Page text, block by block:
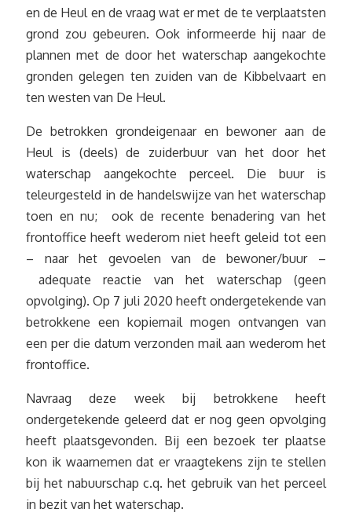
en de Heul en de vraag wat er met de te verplaatsten
grond zou gebeuren. Ook informeerde hij naar de
plannen met de door het waterschap aangekochte
gronden gelegen ten zuiden van de Kibbelvaart en
ten westen van De Heul.
De betrokken grondeigenaar en bewoner aan de
Heul is (deels) de zuiderbuur van het door het
waterschap aangekochte perceel. Die buur is
teleurgesteld in de handelswijze van het waterschap
toen en nu; ook de recente benadering van het
frontoffice heeft wederom niet heeft geleid tot een
– naar het gevoelen van de bewoner/buur –
adequate reactie van het waterschap (geen
opvolging). Op 7 juli 2020 heeft ondergetekende van
betrokkene een kopiemail mogen ontvangen van
een per die datum verzonden mail aan wederom het
frontoffice.
Navraag deze week bij betrokkene heeft
ondergetekende geleerd dat er nog geen opvolging
heeft plaatsgevonden. Bij een bezoek ter plaatse
kon ik waarnemen dat er vraagtekens zijn te stellen
bij het nabuurschap c.q. het gebruik van het perceel
in bezit van het waterschap.